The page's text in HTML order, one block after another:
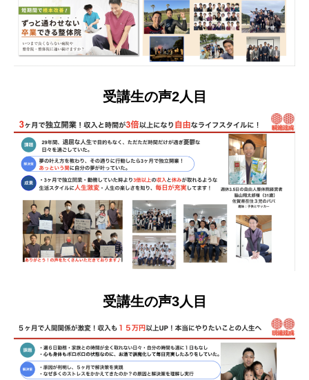
受講生の声2人目
受講生の声3人目